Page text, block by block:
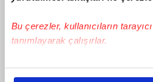
Bu çerezler, kullanıcıların
tanımlayarak çalışırlar.
Bu çerezlere izin vermeniz